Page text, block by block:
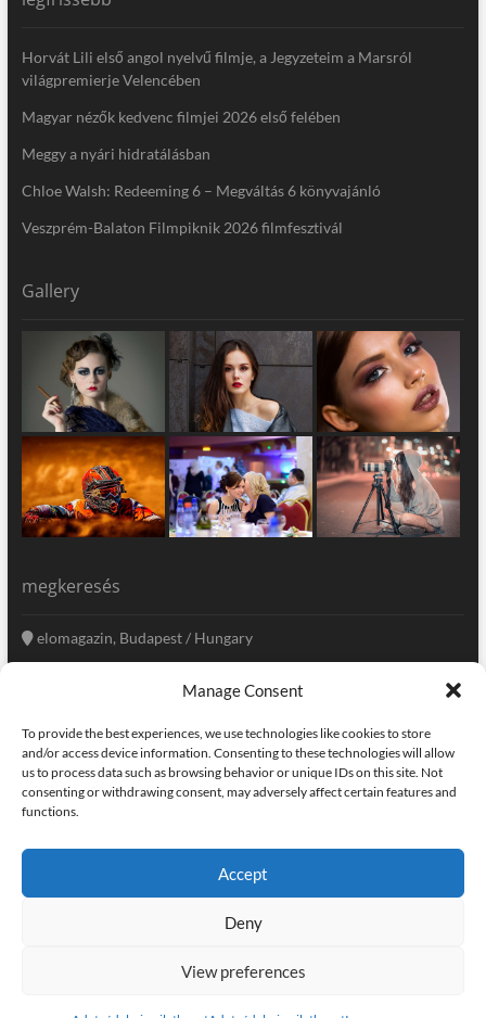
Manage Consent
To provide the best experiences, we use technologies like cookies to store
and/or access device information. Consenting to these technologies will allow
us to process data such as browsing behavior or unique IDs on this site. Not
consenting or withdrawing consent, may adversely affect certain features and
functions.
Accept
Deny
View preferences
Horvát Lili első angol nyelvű filmje, a Jegyzeteim a Marsról
világpremierje Velencében
Magyar nézők kedvenc filmjei 2026 első felében
Meggy a nyári hidratálásban
Chloe Walsh: Redeeming 6 – Megváltás 6 könyvajánló
Veszprém-Balaton Filmpiknik 2026 filmfesztivál
Gallery
megkeresés
elomagazin, Budapest / Hungary
szerkesztoseg@elomagazin.com
elomagazin
home adatvédelem impresszum kapcsolat
| © copyright, all right reserved